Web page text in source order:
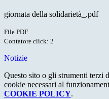
giornata della solidarietà_.pdf
File PDF
Contatore click: 2
Notizie
Questo sito o gli strumenti terzi
cookie necessari al
COOKIE POLICY.